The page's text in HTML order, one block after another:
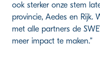
ook sterker onze stem
provincie, Aedes en Rijk.
met alle partners de
meer impact te maken.”